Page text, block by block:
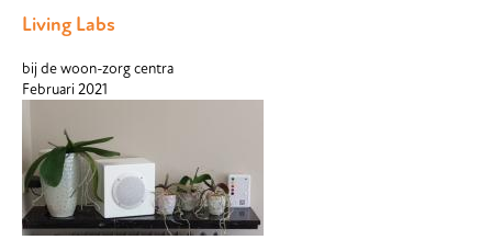
Living Labs
bij de woon-zorg centra
Februari 2021